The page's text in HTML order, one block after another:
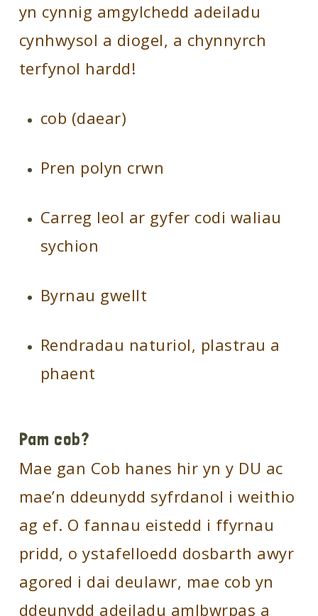
yn cynnig amgylchedd adeiladu
cynhwysol a diogel, a chynnyrch
terfynol hardd!
cob (daear)
Pren polyn crwn
Carreg leol ar gyfer codi waliau
sychion
Byrnau gwellt
Rendradau naturiol, plastrau a
phaent
Pam cob?
Mae gan Cob hanes hir yn y DU ac
mae’n ddeunydd syfrdanol i weithio
ag ef. O fannau eistedd i ffyrnau
pridd, o ystafelloedd dosbarth awyr
agored i dai deulawr, mae cob yn
ddeunydd adeiladu amlbwrpas a